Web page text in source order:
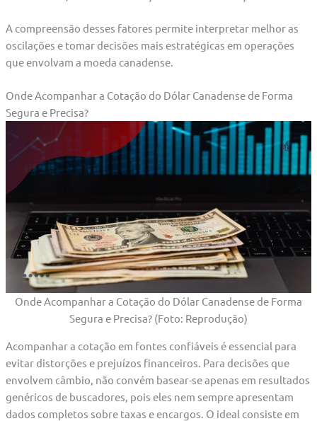
A compreensão desses fatores permite interpretar melhor as
oscilações e tomar decisões mais estratégicas em operações
que envolvam a moeda canadense.
Onde Acompanhar a Cotação do Dólar Canadense de Forma
Segura e Precisa?
Onde Acompanhar a Cotação do Dólar Canadense de Forma
Segura e Precisa? (Foto: Reprodução)
Acompanhar a cotação em fontes confiáveis é essencial para
evitar distorções e prejuízos financeiros. Para decisões que
envolvem câmbio, não convém basear-se apenas em resultados
genéricos de buscadores, pois eles nem sempre apresentam
dados completos sobre taxas e encargos. O ideal consiste em